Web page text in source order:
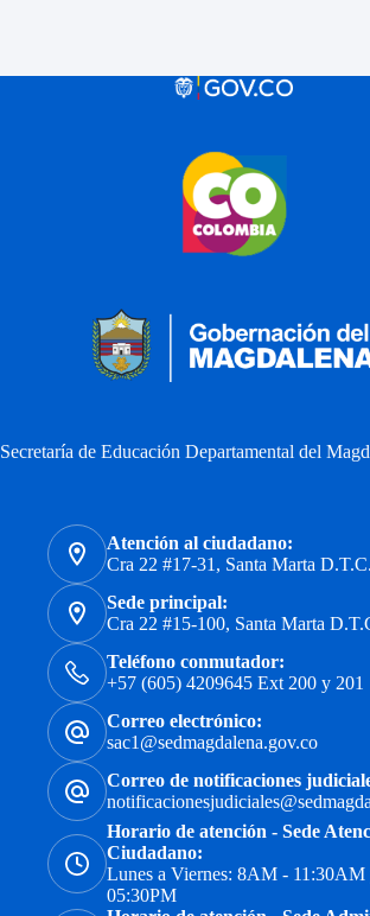
Secretaría de Educación Departamental del
Atención al ciudadano:
Cra 22 #17-31, Santa Marta
Sede principal:
Cra 22 #15-100, Santa Marta
Teléfono conmutador:
+57 (605) 4209645 Ext 200 y 201
Correo electrónico:
sac1@sedmagdalena.gov.co
Correo de notificaciones
Horario de atención - Sede
Ciudadano:
Lunes a Viernes: 8AM -
05:30PM